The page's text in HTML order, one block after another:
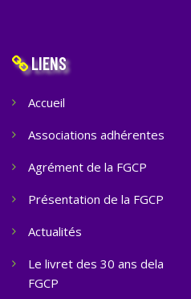
LIENS
Accueil
Associations adhérentes
Agrément de la FGCP
Présentation de la FGCP
Actualités
Le livret des 30 ans dela
FGCP